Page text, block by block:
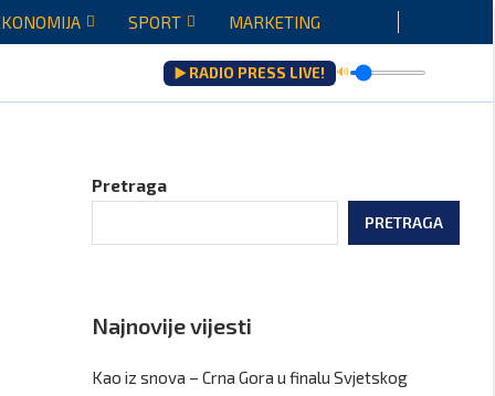
SPORT MARKETING
▶️ RADIO PRESS LIVE! 🔊
Pretraga
PRETRAGA
Najnovije vijesti
Kao iz snova – Crna Gora u finalu Svjetskog